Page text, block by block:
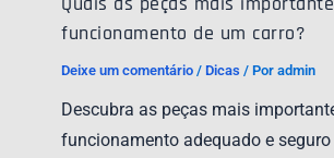
funcionamento de um carro?
Deixe um comentário / Dicas / Por admin
Descubra as peças mais
funcionamento adequado e seguro